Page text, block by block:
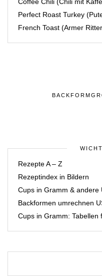
Perfect Roast Turkey
French Toast (Armer
Rezepte A – Z
Rezeptindex in Bildern
Cups in Gramm & andere
Backformen umrechnen
Cups in Gramm: Tabellen